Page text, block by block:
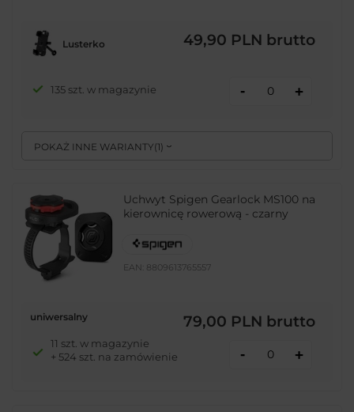
POKAŻ INNE WARIANTY( 1)
Lusterko 49,90 PLN brutto
135 szt. w magazynie - +
Uchwyt Spigen Gearlock MS100 na
kierownicę rowerową - czarny
EAN: 8809613765557
uniwersalny 79,00 PLN brutto
11 szt. w magazynie
+ 524 szt. na zamówienie
- +